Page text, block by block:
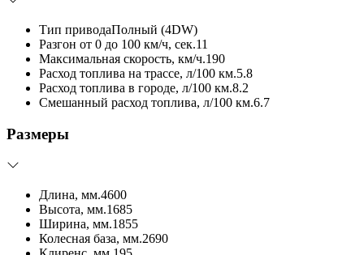
Тип приводаПолный (4DW)
Разгон от 0 до 100 км/ч, сек.11
Максимальная скорость, км/ч.190
Расход топлива на трассе, л/100 км.5.8
Расход топлива в городе, л/100 км.8.2
Смешанный расход топлива, л/100 км.6.7
Размеры
Длина, мм.4600
Высота, мм.1685
Ширина, мм.1855
Колесная база, мм.2690